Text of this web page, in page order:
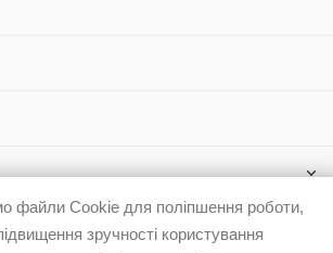
файли Cookie для поліпшення роботи,
зручності користування